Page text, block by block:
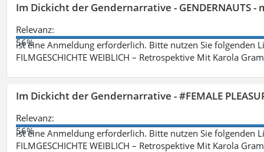
Im Dickicht der Gendernarrative - GENDERNAUTS
Relevanz:
56%
ist eine Anmeldung erforderlich. Bitte nutzen Sie folgenden
FILMGESCHICHTE WEIBLICH – Retrospektive Mit Karola
Im Dickicht der Gendernarrative - #FEMALE
Relevanz:
56%
ist eine Anmeldung erforderlich. Bitte nutzen Sie folgenden
FILMGESCHICHTE WEIBLICH – Retrospektive Mit Karola